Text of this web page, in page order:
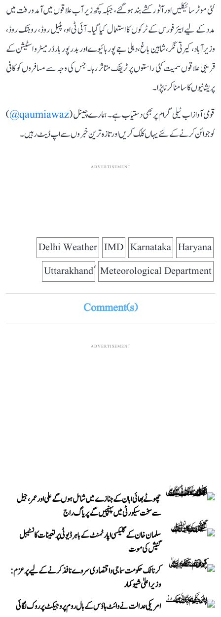
کئی موٹر سائیکلیں اور آٹو رکشے بند ہو گئے، جبکہ کچھ زیر آب علاقوں میں آمدورفت میں
مدد کے لیے ایئر فورس کے ٹرکوں کا استعمال کیا گیا۔ آئی ٹی او، پٹیل روڈ، روہتک روڈ،
وزیرآباد، کیرتی نگر، شاہین باغ، دہلی جے پور ہائیوے اور بدر پور بارڈر میٹرو اسٹیشن کے
قریبی علاقوں سمیت کئی راستوں پر ٹریفک متاثر رہا۔ جس کی وجہ سے مسافروں کو کافی
پریشانیوں کا سامنا کرنا پڑا۔
قومی آواز اب ٹیلی گرام پر بھی دستیاب ہے۔ ہمارے چینل (qaumiawaz@
)
کو جوائن کرنے کے لئے یہاں کلک کریں اور تازہ ترین خبروں سے اپ ڈیٹ رہیں۔
ADVERTISEMENT
Haryana
Karnataka
IMD
Delhi Weather
Meteorological Department
Comment(s)
ADVERTISEMENT
چھوٹے بھائی ابان کے جنازے میں شامل ہوں گے علی اور عمر، جیل
سے سخت سیکورٹی میں پہنچیں گے پریاگ راج
سلمان خان کے گلیکسی اپارٹمنٹ کے باہر ڈیوٹی پر تعینات کانسٹیبل
گنیش کی موت
کرناٹک حکومت سماجی و اقتصادی سروے نافذ کرنے کے لیے پرعزم:
وزیر اعلیٰ شیوکمار
امریکی عدالت نے وائٹ ہاؤس کے بال روم پروجیکٹ پر روک لگائی